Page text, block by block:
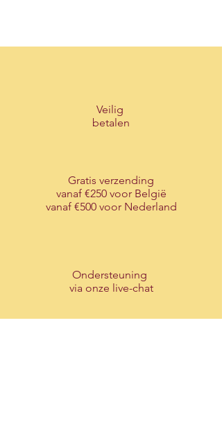
Veilig
betalen
Gratis verzending
vanaf €250 voor België
vanaf €500 voor Nederland
Ondersteuning
via onze live-chat